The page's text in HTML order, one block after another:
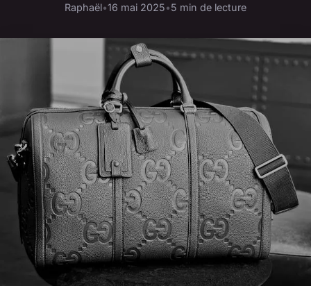
Raphaël•16 mai 2025•5 min de lecture